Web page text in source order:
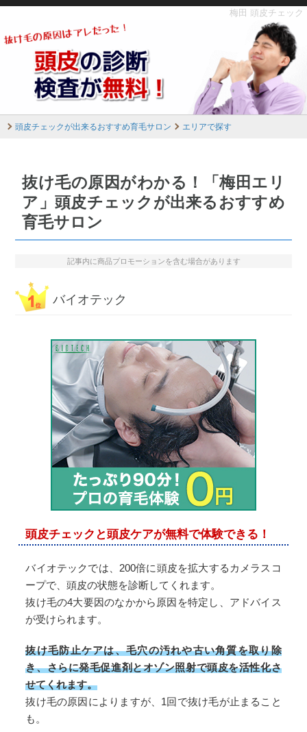
梅田 頭皮チェック
頭皮チェックが出来るおすすめ育毛サロン エリアで探す
抜け毛の原因がわかる！「梅田エリ
ア」頭皮チェックが出来るおすすめ
育毛サロン
記事内に商品プロモーションを含む場合があります
バイオテック
頭皮チェックと頭皮ケアが無料で体験できる！
バイオテックでは、200倍に頭皮を拡大するカメラスコ
ープで、頭皮の状態を診断してくれます。
抜け毛の4大要因のなかから原因を特定し、アドバイス
が受けられます。
抜け毛防止ケアは、毛穴の汚れや古い角質を取り除
き、さらに発毛促進剤とオゾン照射で頭皮を活性化さ
せてくれます。
抜け毛の原因によりますが、1回で抜け毛が止まること
も。